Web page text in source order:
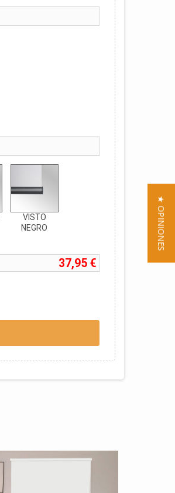
VISTO
NEGRO
37,95 €
★ OPINIONES